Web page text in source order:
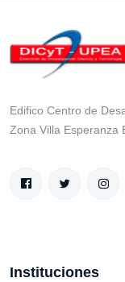
Edifico Centro de
Zona Villa Esperanza
Instituciones